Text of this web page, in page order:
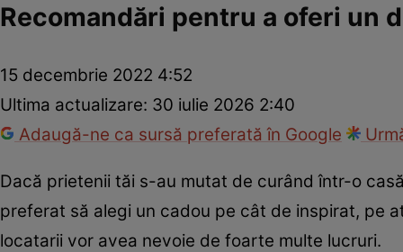
Recomandări pentru a oferi un
15 decembrie 2022 4:52
Ultima actualizare: 30 iulie 2026 2:40
Adaugă-ne ca sursă preferată în Google
Dacă prietenii tăi s-au mutat de curând într-o
preferat să alegi un cadou pe cât de inspirat, pe
locatarii vor avea nevoie de foarte multe lucruri.